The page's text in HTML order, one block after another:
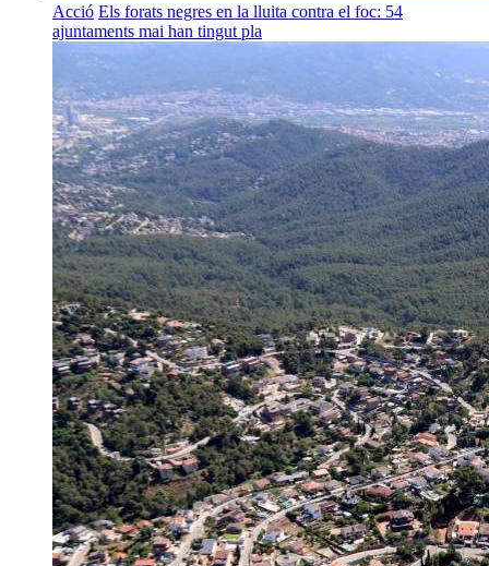
Acció Els forats negres en la lluita contra el foc: 54
ajuntaments mai han tingut pla